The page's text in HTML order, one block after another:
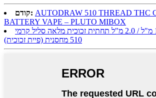
קודם: AUTODRAW 510 THREAD THC
BATTERY VAPE – PLUTO MIBOX
0.5 מ"ל / 1.0 מ"ל / 2.0 מ"ל תחתית זכוכית מלאה סליל קרמי
510 מחסנית (פיית זכוכית)